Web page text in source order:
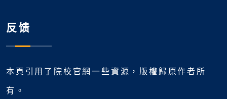
反馈
本頁引用了院校官網一些資源，版權歸原作者所
有。